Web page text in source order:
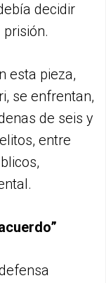
decidir
esta pieza,
se enfrentan,
de seis y
entre